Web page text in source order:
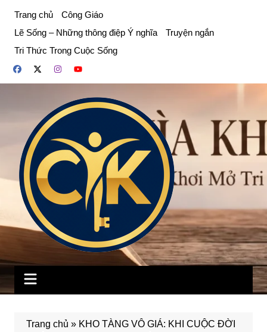
phần
dung
Trang chủ
Công Giáo
Lẽ Sống – Những thông điệp Ý nghĩa
Truyện ngắn
Tri Thức Trong Cuộc Sống
Trang chủ » KHO TÀNG VÔ GIÁ: KHI CUỘC ĐỜI